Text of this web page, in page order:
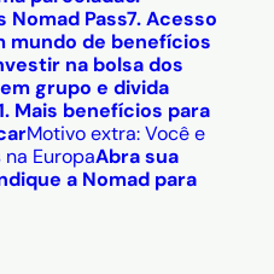
Nomad Pass7. Acesso
mundo de benefícios
na bolsa dos
grupo e divida
Mais benefícios para
Motivo extra: Você e
EuropaAbra sua
a Nomad para